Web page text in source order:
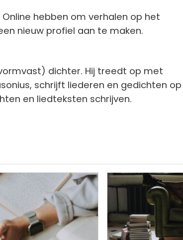
hebben om verhalen op het
nieuw profiel aan te maken.
dichter. Hij treedt op met
schrijft liederen en gedichten op
en liedteksten schrijven.
Afbeelding